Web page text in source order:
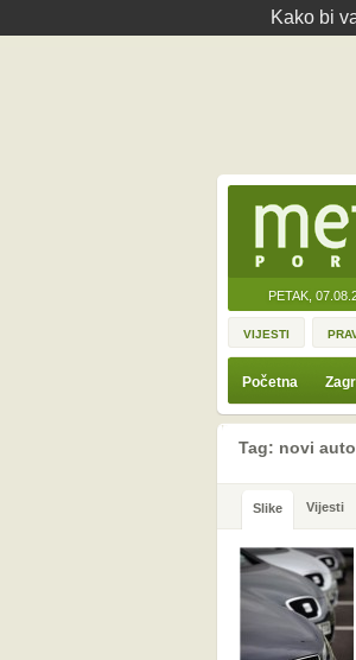
Kako bi
PETAK,
VIJESTI
Početna
Tag: novi
Slike Vijesti